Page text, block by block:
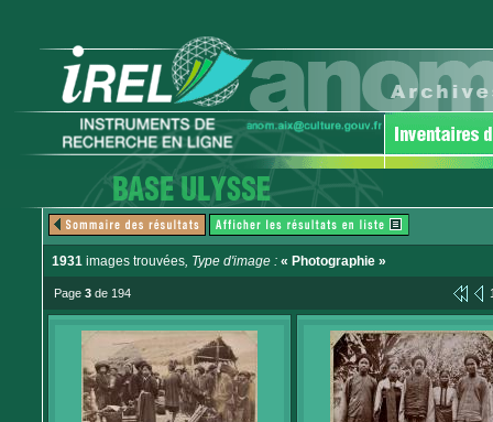
1931 images trouvées, Type d'image : « Photographie »
Page 3 de 194